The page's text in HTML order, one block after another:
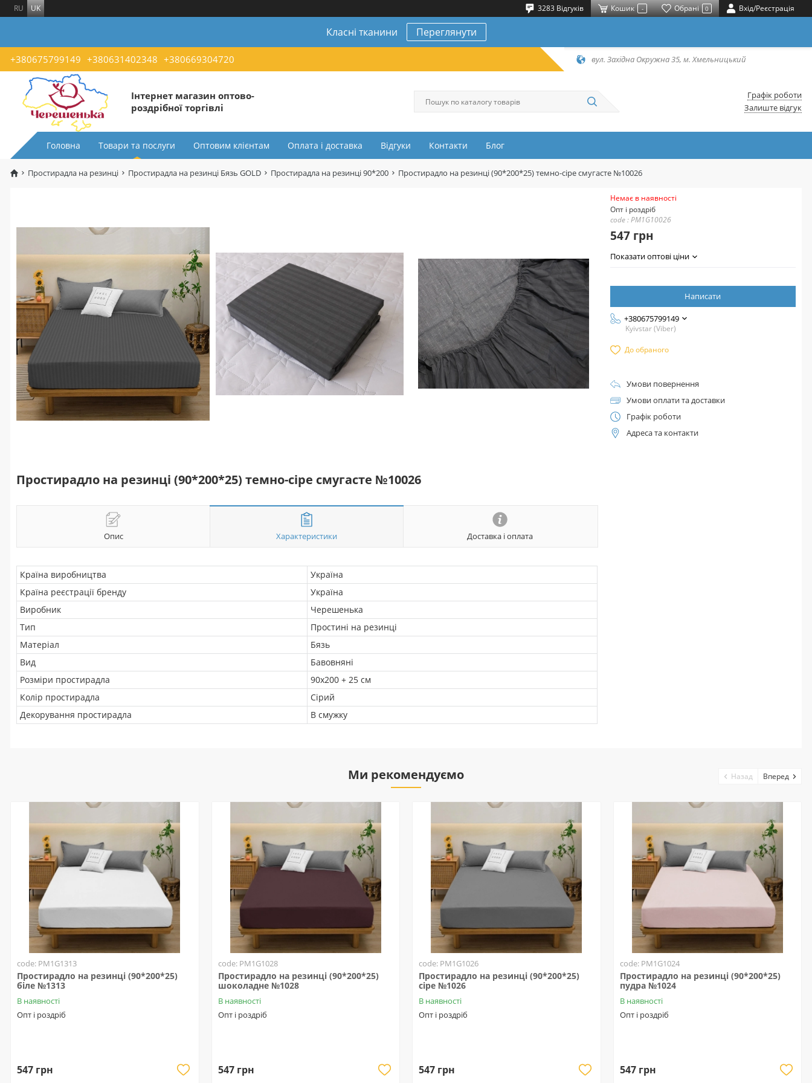
RU UK 3283 Відгуків Кошик - Обрані 0 Вхід/Реєстрація
Класні тканини Переглянути
+380675799149 +380631402348 +380669304720 вул. Західна Окружна 35, м. Хмельницький
Інтернет магазин оптово-
роздрібної торгівлі
Графік роботи
Залиште відгук
Головна Товари та послуги Оптовим клієнтам Оплата і доставка Відгуки Контакти Блог
Простирадла на резинці Простирадла на резинці Бязь GOLD Простирадла на резинці 90*200 Простирадло на резинці (90*200*25) темно-сіре смугасте №10026
Простирадло на резинці (90*200*25) темно-сіре смугасте №10026
Опис Характеристики Доставка і оплата
Країна виробництва
Україна
Країна реєстрації бренду
Україна
Виробник
Черешенька
Тип
Простині на резинці
Матеріал
Бязь
Вид
Бавовняні
Розміри простирадла
90х200 + 25 см
Колір простирадла
Сірий
Декорування простирадла
В смужку
Немає в наявності
Опт і роздріб
code : PM1G10026
547 грн
Показати оптові ціни
Написати
+380675799149
Kyivstar (Viber)
До обраного
Умови повернення
Умови оплати та доставки
Графік роботи
Адреса та контакти
Ми рекомендуємо
code: PM1G1313
Простирадло на резинці (90*200*25)
біле №1313
В наявності
Опт і роздріб
547 грн
code: PM1G1028
Простирадло на резинці (90*200*25)
шоколадне №1028
В наявності
Опт і роздріб
547 грн
code: PM1G1026
Простирадло на резинці (90*200*25)
сіре №1026
В наявності
Опт і роздріб
547 грн
code: PM1G1024
Простирадло на резинці (90*200*25)
пудра №1024
В наявності
Опт і роздріб
547 грн
Назад Вперед